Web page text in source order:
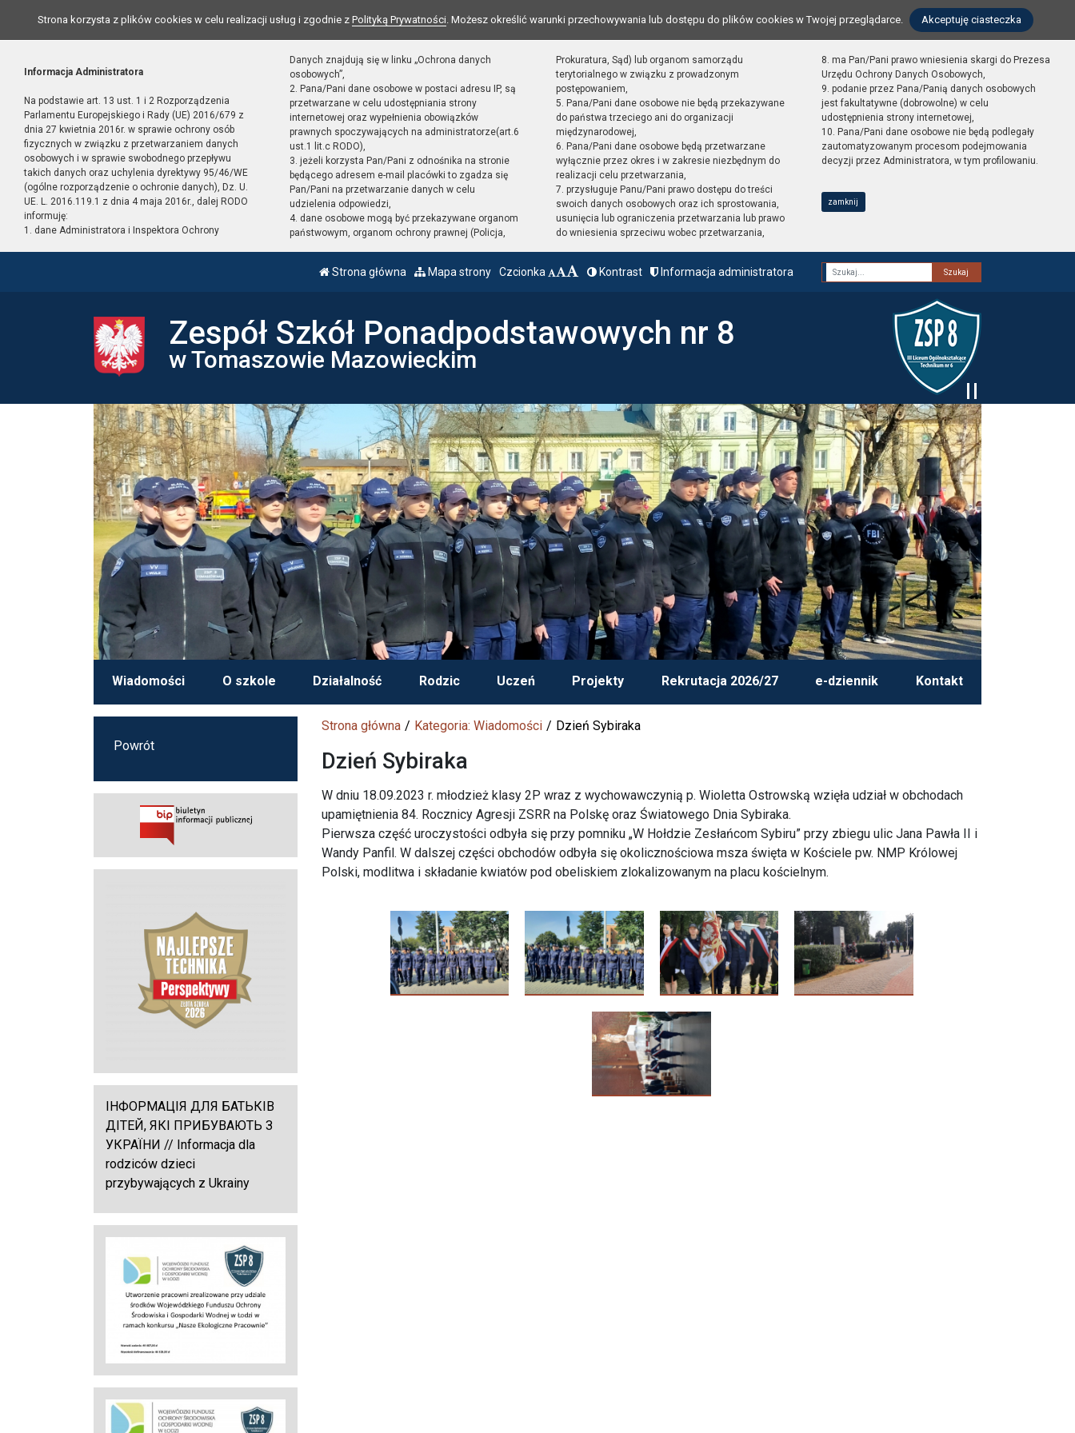
Strona korzysta z plików cookies w celu realizacji usług i zgodnie z Polityką Prywatności. Możesz określić warunki przechowywania lub dostępu do plików cookies w Twojej przeglądarce. Akceptuję ciasteczka
Informacja Administratora
Na podstawie art. 13 ust. 1 i 2 Rozporządzenia
Parlamentu Europejskiego i Rady (UE) 2016/679 z
dnia 27 kwietnia 2016r. w sprawie ochrony osób
fizycznych w związku z przetwarzaniem danych
osobowych i w sprawie swobodnego przepływu
takich danych oraz uchylenia dyrektywy 95/46/WE
(ogólne rozporządzenie o ochronie danych), Dz. U.
UE. L. 2016.119.1 z dnia 4 maja 2016r., dalej RODO
informuję:
1. dane Administratora i Inspektora Ochrony
Danych znajdują się w linku „Ochrona danych
osobowych”,
2. Pana/Pani dane osobowe w postaci adresu IP, są
przetwarzane w celu udostępniania strony
internetowej oraz wypełnienia obowiązków
prawnych spoczywających na administratorze(art.6
ust.1 lit.c RODO),
3. jeżeli korzysta Pan/Pani z odnośnika na stronie
będącego adresem e-mail placówki to zgadza się
Pan/Pani na przetwarzanie danych w celu
udzielenia odpowiedzi,
4. dane osobowe mogą być przekazywane organom
państwowym, organom ochrony prawnej (Policja,
Prokuratura, Sąd) lub organom samorządu
terytorialnego w związku z prowadzonym
postępowaniem,
5. Pana/Pani dane osobowe nie będą przekazywane
do państwa trzeciego ani do organizacji
międzynarodowej,
6. Pana/Pani dane osobowe będą przetwarzane
wyłącznie przez okres i w zakresie niezbędnym do
realizacji celu przetwarzania,
7. przysługuje Panu/Pani prawo dostępu do treści
swoich danych osobowych oraz ich sprostowania,
usunięcia lub ograniczenia przetwarzania lub prawo
do wniesienia sprzeciwu wobec przetwarzania,
8. ma Pan/Pani prawo wniesienia skargi do Prezesa
Urzędu Ochrony Danych Osobowych,
9. podanie przez Pana/Panią danych osobowych
jest fakultatywne (dobrowolne) w celu
udostępnienia strony internetowej,
10. Pana/Pani dane osobowe nie będą podlegały
zautomatyzowanym procesom podejmowania
decyzji przez Administratora, w tym profilowaniu.
zamknij
Strona główna Mapa strony Czcionka Kontrast Informacja administratora
Fraza
Zespół Szkół Ponadpodstawowych nr 8
w Tomaszowie Mazowieckim
Wiadomości O szkole Działalność Rodzic Uczeń Projekty Rekrutacja 2026/27 e-dziennik Kontakt
Strona główna Kategoria: Wiadomości Dzień Sybiraka
Dzień Sybiraka
W dniu 18.09.2023 r. młodzież klasy 2P wraz z wychowawczynią p. Wioletta Ostrowską wzięła udział w obchodach
upamiętnienia 84. Rocznicy Agresji ZSRR na Polskę oraz Światowego Dnia Sybiraka.
Pierwsza część uroczystości odbyła się przy pomniku „W Hołdzie Zesłańcom Sybiru” przy zbiegu ulic Jana Pawła II i
Wandy Panfil. W dalszej części obchodów odbyła się okolicznościowa msza święta w Kościele pw. NMP Królowej
Polski, modlitwa i składanie kwiatów pod obeliskiem zlokalizowanym na placu kościelnym.
Powrót
ІНФОРМАЦІЯ ДЛЯ БАТЬКІВ
ДІТЕЙ, ЯКІ ПРИБУВАЮТЬ З
УКРАЇНИ // Informacja dla
rodziców dzieci
przybywających z Ukrainy